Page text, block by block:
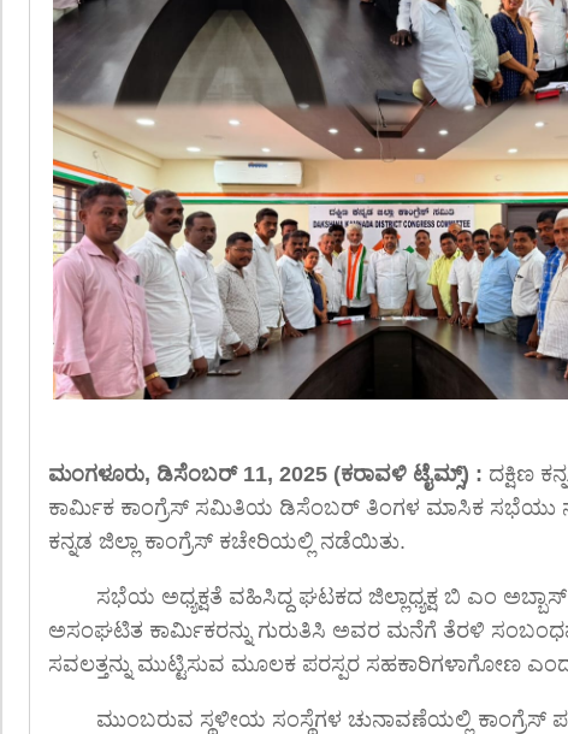
ಮಂಗಳೂರು, ಡಿಸೆಂಬರ್ 11, 2025 (ಕರಾವಳಿ ಟೈಮ್ಸ್) : ದಕ್ಷಿಣ
ಕಾರ್ಮಿಕ ಕಾಂಗ್ರೆಸ್ ಸಮಿತಿಯ ಡಿಸೆಂಬರ್ ತಿಂಗಳ ಮಾಸಿಕ ಸಭೆಯು
ಕನ್ನಡ ಜಿಲ್ಲಾ ಕಾಂಗ್ರೆಸ್ ಕಚೇರಿಯಲ್ಲಿ ನಡೆಯಿತು.
ಸಭೆಯ ಅಧ್ಯಕ್ಷತೆ ವಹಿಸಿದ್ದ ಘಟಕದ ಜಿಲ್ಲಾಧ್ಯಕ್ಷ ಬಿ ಎಂ
ಅಸಂಘಟಿತ ಕಾರ್ಮಿಕರನ್ನು ಗುರುತಿಸಿ ಅವರ ಮನೆಗೆ ತೆರಳಿ
ಸವಲತ್ತನ್ನು ಮುಟ್ಟಿಸುವ ಮೂಲಕ ಪರಸ್ಪರ ಸಹಕಾರಿಗಳಾಗೋಣ
ಮುಂಬರುವ ಸ್ಥಳೀಯ ಸಂಸ್ಥೆಗಳ ಚುನಾವಣೆಯಲ್ಲಿ ಕಾಂಗ್ರೆಸ್